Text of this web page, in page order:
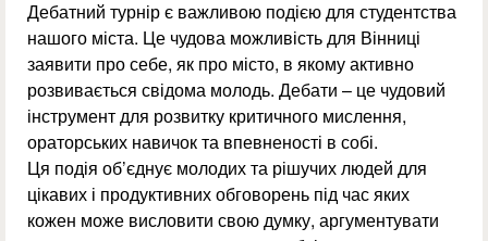
Дебатний турнір є важливою подією для студентства
нашого міста. Це чудова можливість для Вінниці
заявити про себе, як про місто, в якому активно
розвивається свідома молодь. Дебати – це чудовий
інструмент для розвитку критичного мислення,
ораторських навичок та впевненості в собі.
Ця подія об’єднує молодих та рішучих людей для
цікавих і продуктивних обговорень під час яких
кожен може висловити свою думку, аргументувати